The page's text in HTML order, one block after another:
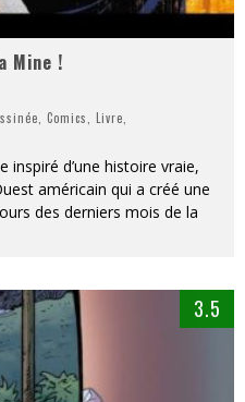
Mine !
Comics Livre
inspiré d’une histoire vraie,
américain qui a créé une
des derniers mois de la
3.5